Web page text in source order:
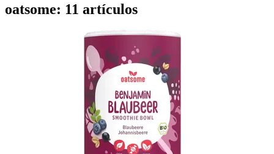
oatsome: 11 artículos